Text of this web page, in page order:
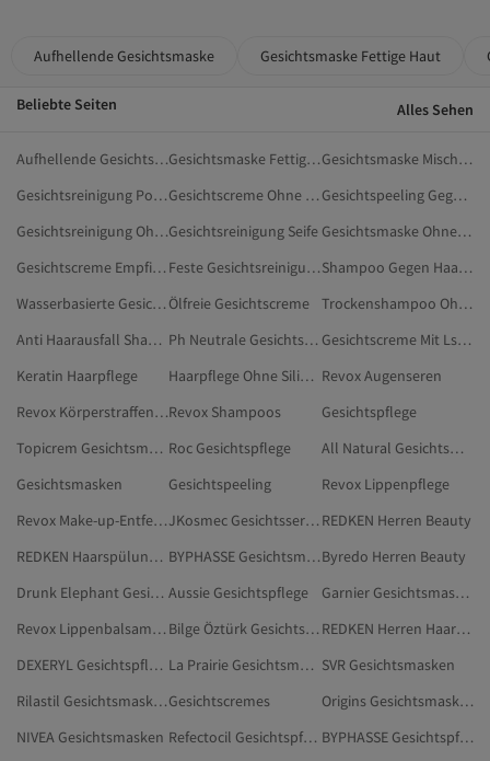
Aufhellende Gesichtsmaske Gesichtsmaske Fettige Haut
Beliebte Seiten Alles Sehen
Aufhellende Gesichtsmaske Gesichtsmaske Fettige Haut
Gesichtsmaske Mischhaut
Gesichtsreinigung Poren
Gesichtscreme Ohne Alkohol
Gesichtspeeling Gegen Mitesser
Gesichtsreinigung Ohne AlkoholGesichtsreinigung Seife
Gesichtsmaske Ohne Parfüm
Gesichtscreme Empfindliche Haut
Feste Gesichtsreinigung
Shampoo Gegen Haarausfall
Wasserbasierte Gesichtsreinigung Ölfreie Gesichtscreme
Trockenshampoo Ohne Alkohol
Anti Haarausfall Shampoo
Ph Neutrale Gesichtsreinigung
Gesichtscreme Mit Lsf 30
Keratin Haarpflege
Haarpflege Ohne Silikone Revox Augenseren
Revox Körperstraffende & Anti-Cellulite-CremesRevox Shampoos
Gesichtspflege
Topicrem Gesichtsmasken Roc Gesichtspflege
All Natural Gesichtsmasken
Gesichtsmasken
Gesichtspeeling
Revox Lippenpflege
Revox Make-up-Entferner
JKosmec Gesichtsseren REDKEN Herren Beauty
REDKEN Haarspülungen
BYPHASSE GesichtsmaskenByredo Herren Beauty
Drunk Elephant Gesichtspflege Aussie Gesichtspflege
Garnier Gesichtsmasken
Revox Lippenbalsame Und Peelings
Bilge Öztürk Gesichtspflege
REDKEN Herren Haarpflege
DEXERYL Gesichtspflege
La Prairie Gesichtsmasken SVR Gesichtsmasken
Rilastil GesichtsmaskenGesichtscremes
Origins Gesichtsmasken
NIVEA Gesichtsmasken
Refectocil Gesichtspflege
BYPHASSE Gesichtspflege